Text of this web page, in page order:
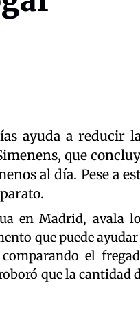
ayuda a reducir
que
al día. Pese a
en Madrid, avala
que puede ayudar
el
que la cantidad